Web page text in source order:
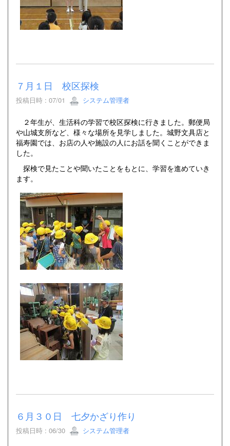
７月１日 校区探検
投稿日時 : 07/01 システム管理者
２年生が、生活科の学習で校区探検に行きました。郵便局
や山城支所など、様々な場所を見学しました。城野文具店と
福寿園では、お店の人や施設の人にお話を聞くことができま
した。
探検で見たことや聞いたことをもとに、学習を進めていき
ます。
６月３０日 七夕かざり作り
投稿日時 : 06/30 システム管理者